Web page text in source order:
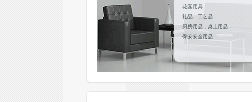
- 花园用具
- 礼品、工艺品
- 厨房用品，桌上用品
- 保安安全用品